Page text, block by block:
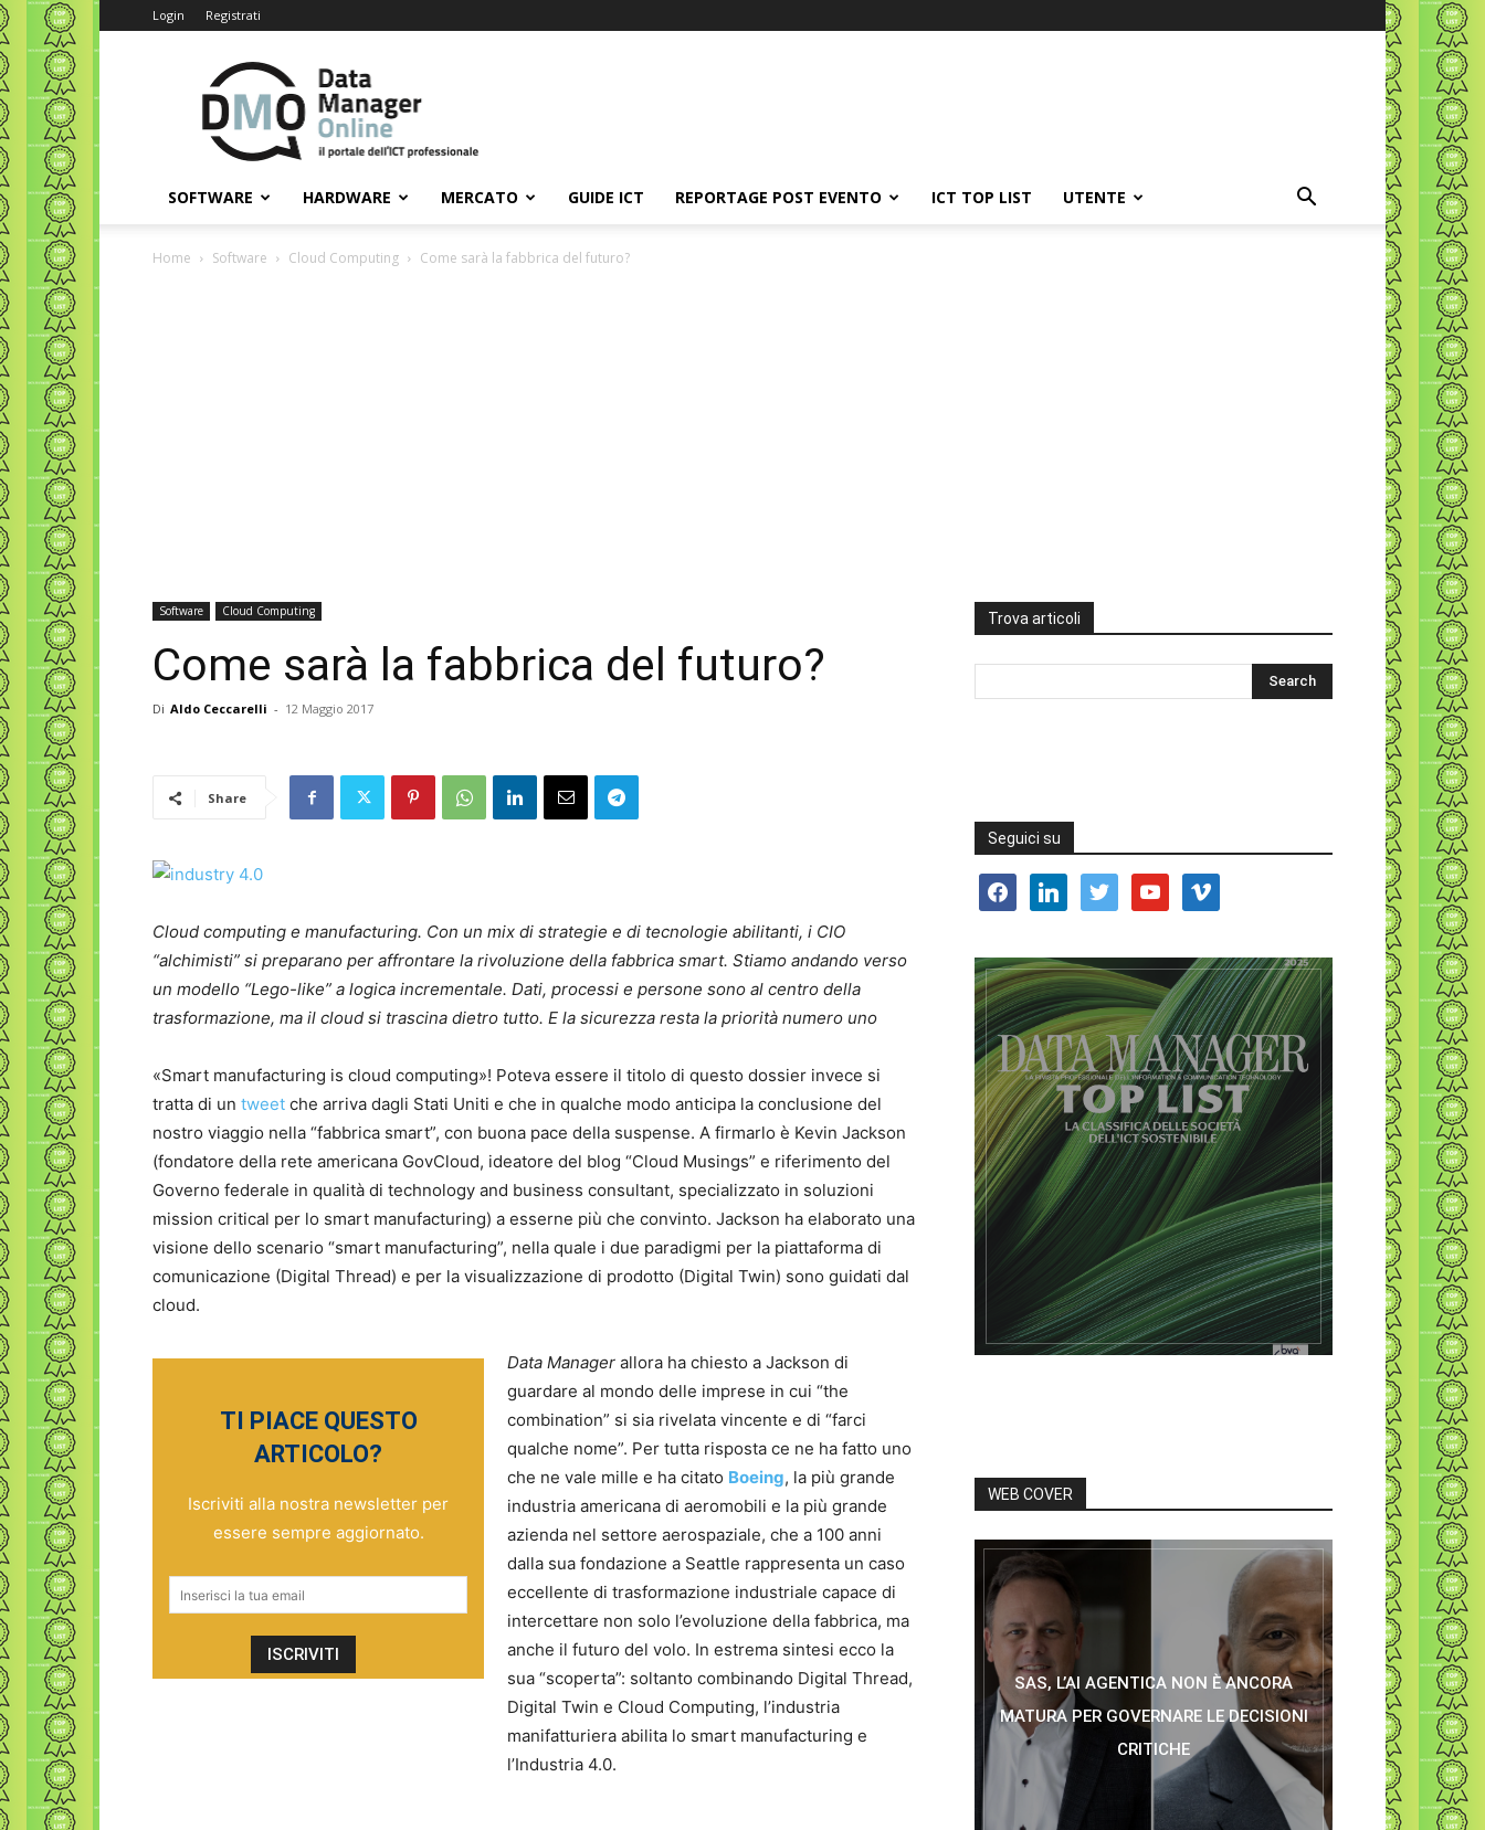
Login Registrati
Data
Manager
Online
SOFTWARE HARDWARE MERCATO GUIDE ICT REPORTAGE POST EVENTO ICT TOP LIST UTENTE
Home Software Cloud Computing Come sarà la fabbrica del futuro?
Software Cloud Computing
Come sarà la fabbrica del futuro?
Di Aldo Ceccarelli - 12 Maggio 2017
Share
Cloud computing e manufacturing. Con un mix di strategie e di tecnologie abilitanti, i CIO
“alchimisti” si preparano per affrontare la rivoluzione della fabbrica smart. Stiamo andando verso
un modello “Lego-like” a logica incrementale. Dati, processi e persone sono al centro della
trasformazione, ma il cloud si trascina dietro tutto. E la sicurezza resta la priorità numero uno
«Smart manufacturing is cloud computing»! Poteva essere il titolo di questo dossier invece si
tratta di un tweet che arriva dagli Stati Uniti e che in qualche modo anticipa la conclusione del
nostro viaggio nella “fabbrica smart”, con buona pace della suspense. A firmarlo è Kevin Jackson
(fondatore della rete americana GovCloud, ideatore del blog “Cloud Musings” e riferimento del
Governo federale in qualità di technology and business consultant, specializzato in soluzioni
mission critical per lo smart manufacturing) a esserne più che convinto. Jackson ha elaborato una
visione dello scenario “smart manufacturing”, nella quale i due paradigmi per la piattaforma di
comunicazione (Digital Thread) e per la visualizzazione di prodotto (Digital Twin) sono guidati dal
cloud.
TI PIACE QUESTO
ARTICOLO?
Iscriviti alla nostra newsletter per
essere sempre aggiornato.
Data Manager allora ha chiesto a Jackson di
guardare al mondo delle imprese in cui “the
combination” si sia rivelata vincente e di “farci
qualche nome”. Per tutta risposta ce ne ha fatto uno
che ne vale mille e ha citato Boeing, la più grande
industria americana di aeromobili e la più grande
azienda nel settore aerospaziale, che a 100 anni
dalla sua fondazione a Seattle rappresenta un caso
eccellente di trasformazione industriale capace di
intercettare non solo l’evoluzione della fabbrica, ma
anche il futuro del volo. In estrema sintesi ecco la
sua “scoperta”: soltanto combinando Digital Thread,
Digital Twin e Cloud Computing, l’industria
manifatturiera abilita lo smart manufacturing e
l’Industria 4.0.
Trova articoli
Seguici su
facebooklinkedin twitter youtube vimeo
WEB COVER
SAS, L’AI AGENTICA NON È ANCORA
MATURA PER GOVERNARE LE DECISIONI
CRITICHE